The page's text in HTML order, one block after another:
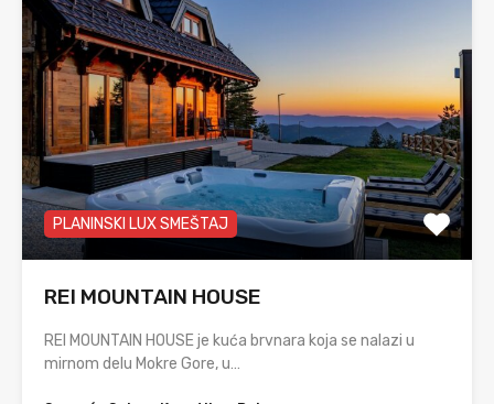
PLANINSKI LUX SMEŠTAJ
REI MOUNTAIN HOUSE
REI MOUNTAIN HOUSE je kuća brvnara koja se nalazi u
mirnom delu Mokre Gore, u…